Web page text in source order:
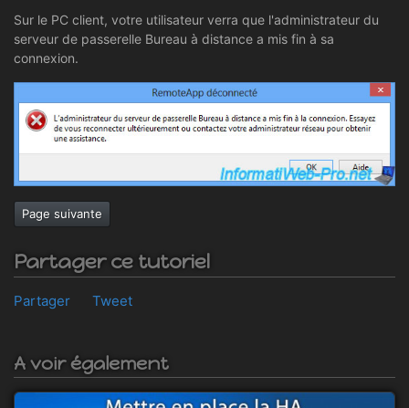
Sur le PC client, votre utilisateur verra que l'administrateur du
serveur de passerelle Bureau à distance a mis fin à sa
connexion.
Page suivante
Partager ce tutoriel
Partager Tweet
A voir également